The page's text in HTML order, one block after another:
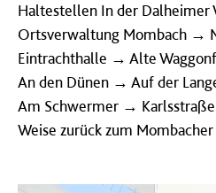
Haltestellen In der
Ortsverwaltung Mombach →
Eintrachthalle → Alte
An den Dünen → Auf der
Am Schwermer →
Weise zurück zum